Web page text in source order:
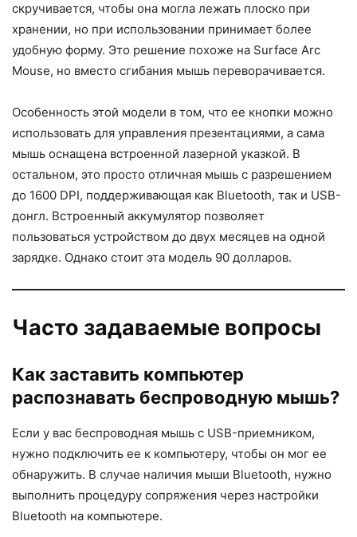
скручивается, чтобы она могла лежать плоско при
хранении, но при использовании принимает более
удобную форму. Это решение похоже на Surface Arc
Mouse, но вместо сгибания мышь переворачивается.
Особенность этой модели в том, что ее кнопки можно
использовать для управления презентациями, а сама
мышь оснащена встроенной лазерной указкой. В
остальном, это просто отличная мышь с разрешением
до 1600 DPI, поддерживающая как Bluetooth, так и USB-
донгл. Встроенный аккумулятор позволяет
пользоваться устройством до двух месяцев на одной
зарядке. Однако стоит эта модель 90 долларов.
Часто задаваемые вопросы
Как заставить компьютер
распознавать беспроводную мышь?
Если у вас беспроводная мышь с USB-приемником,
нужно подключить ее к компьютеру, чтобы он мог ее
обнаружить. В случае наличия мыши Bluetooth, нужно
выполнить процедуру сопряжения через настройки
Bluetooth на компьютере.